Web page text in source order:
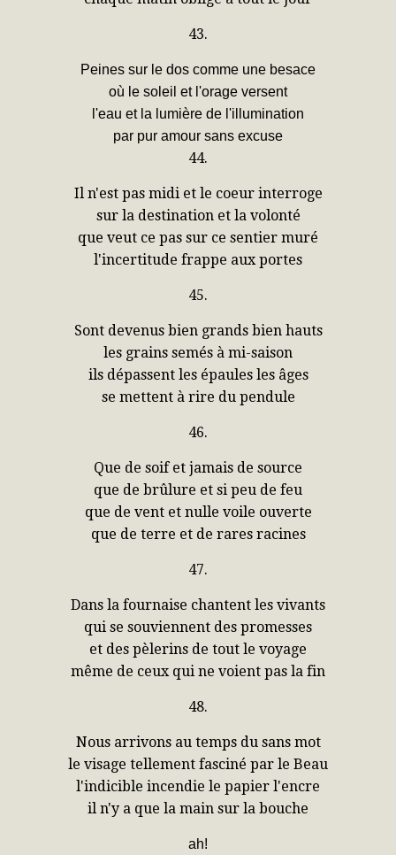
43.
Peines sur le dos comme une besace
où le soleil et l'orage versent
l'eau et la lumière de l'illumination
par pur amour sans excuse
44.
Il n'est pas midi et le coeur interroge
sur la destination et la volonté
que veut ce pas sur ce sentier muré
l'incertitude frappe aux portes
45.
Sont devenus bien grands bien hauts
les grains semés à mi-saison
ils dépassent les épaules les âges
se mettent à rire du pendule
46.
Que de soif et jamais de source
que de brûlure et si peu de feu
que de vent et nulle voile ouverte
que de terre et de rares racines
47.
Dans la fournaise chantent les vivants
qui se souviennent des promesses
et des pèlerins de tout le voyage
même de ceux qui ne voient pas la fin
48.
Nous arrivons au temps du sans mot
le visage tellement fasciné par le Beau
l'indicible incendie le papier l'encre
il n'y a que la main sur la bouche
ah!